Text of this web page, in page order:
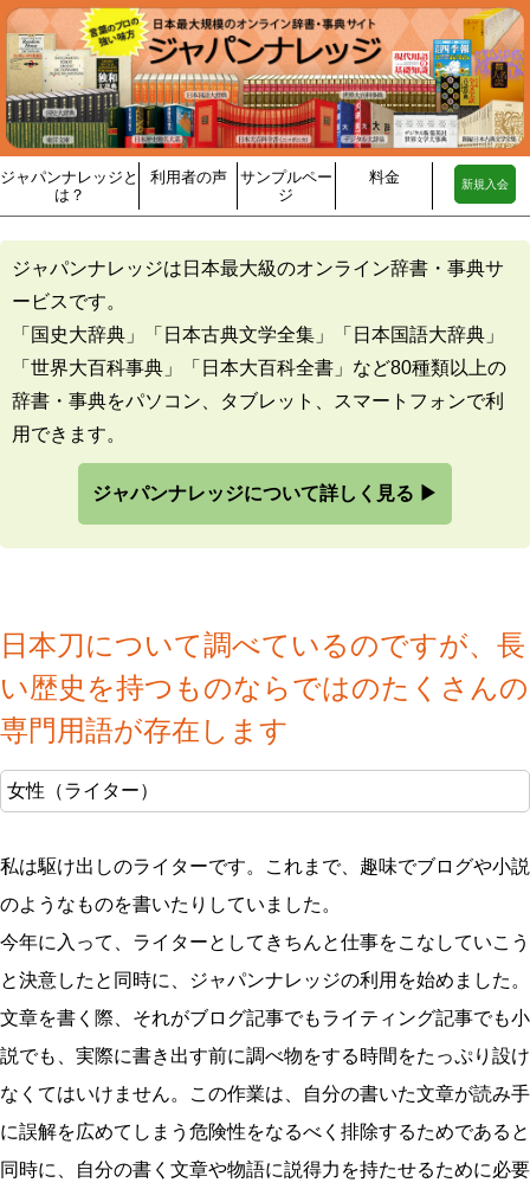
ジャパンナレッジと
は？
利用者の声
サンプルペー
ジ
料金 新規入会
ジャパンナレッジは日本最大級のオンライン辞書・事典サ
ービスです。
「国史大辞典」「日本古典文学全集」「日本国語大辞典」
「世界大百科事典」「日本大百科全書」など80種類以上の
辞書・事典をパソコン、タブレット、スマートフォンで利
用できます。
ジャパンナレッジについて詳しく見る ▶
日本刀について調べているのですが、長
い歴史を持つものならではのたくさんの
専門用語が存在します
女性（ライター）
私は駆け出しのライターです。これまで、趣味でブログや小説
のようなものを書いたりしていました。
今年に入って、ライターとしてきちんと仕事をこなしていこう
と決意したと同時に、ジャパンナレッジの利用を始めました。
文章を書く際、それがブログ記事でもライティング記事でも小
説でも、実際に書き出す前に調べ物をする時間をたっぷり設け
なくてはいけません。この作業は、自分の書いた文章が読み手
に誤解を広めてしまう危険性をなるべく排除するためであると
同時に、自分の書く文章や物語に説得力を持たせるために必要